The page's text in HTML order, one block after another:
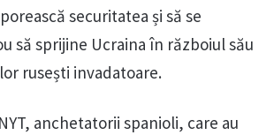
securitatea și să se
să sprijine Ucraina în războiul său
rusești invadatoare.
anchetatorii spanioli, care au